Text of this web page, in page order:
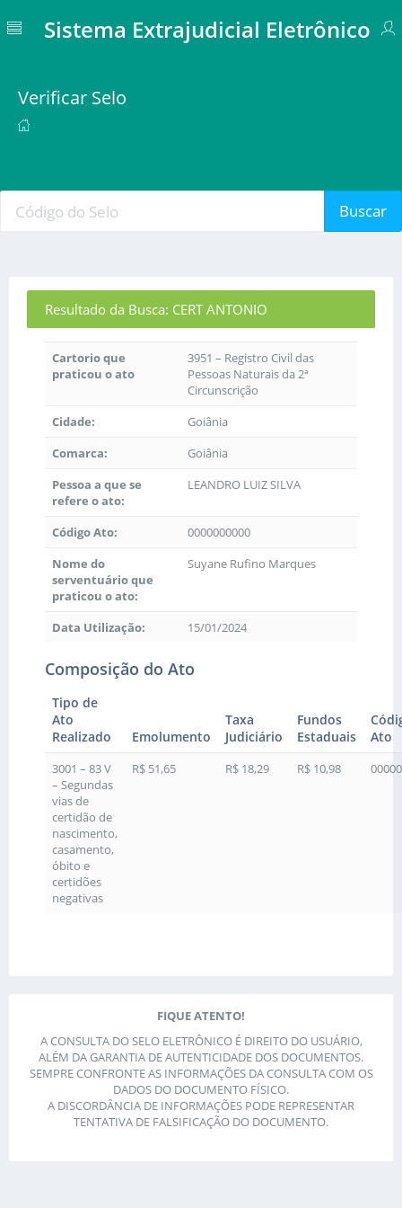
Sistema Extrajudicial Eletrônico
Verificar Selo
Buscar
Resultado da Busca: CERT ANTONIO
Cartorio que
praticou o ato
3951 – Registro Civil das
Pessoas Naturais da 2ª
Circunscrição
Cidade:
Goiânia
Comarca:
Goiânia
Pessoa a que se
refere o ato:
LEANDRO LUIZ SILVA
Código Ato:
0000000000
Nome do
serventuário que
praticou o ato:
Suyane Rufino Marques
Data Utilização: 15/01/2024
Composição do Ato
Tipo de
Ato
Realizado
Emolumento
Taxa
Judiciário
Fundos
Estaduais
Ato
3001 – 83 V
– Segundas
vias de
certidão de
nascimento,
casamento,
óbito e
certidões
negativas
R$ 51,65 R$ 18,29 R$ 10,98
FIQUE ATENTO!
A CONSULTA DO SELO ELETRÔNICO É DIREITO DO USUÁRIO,
ALÉM DA GARANTIA DE AUTENTICIDADE DOS DOCUMENTOS.
SEMPRE CONFRONTE AS INFORMAÇÕES DA CONSULTA COM OS
DADOS DO DOCUMENTO FÍSICO.
A DISCORDÂNCIA DE INFORMAÇÕES PODE REPRESENTAR
TENTATIVA DE FALSIFICAÇÃO DO DOCUMENTO.